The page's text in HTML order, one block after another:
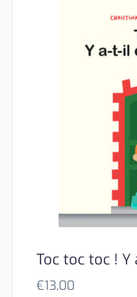
Toc toc toc ! Y
€13,00